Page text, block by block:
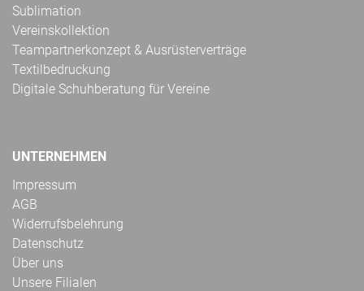
Sublimation
Vereinskollektion
Teampartnerkonzept & Ausrüsterverträge
Textilbedruckung
Digitale Schuhberatung für Vereine
UNTERNEHMEN
Impressum
AGB
Widerrufsbelehrung
Datenschutz
Über uns
Unsere Filialen